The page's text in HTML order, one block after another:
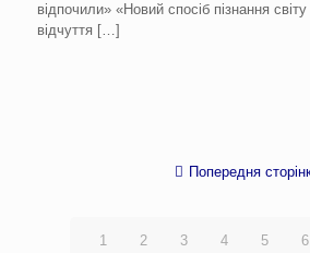
відпочили» «Новий спосіб пізнання
відчуття […]
Попередня
1 2 3 4 5 6